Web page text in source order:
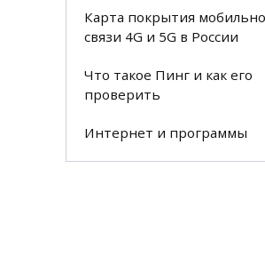
Карта покрытия
связи 4G и 5G в России
Что такое Пинг и как его
проверить
Интернет и программы